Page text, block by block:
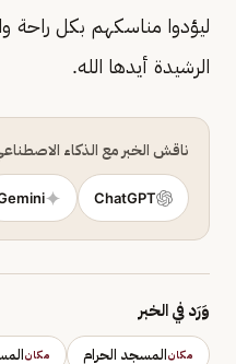
ليؤدوا مناسكهم بكل راحة
الرشيدة أيدها الله.
ناقش الخبر مع الذكاء
ChatGPT
وَرَد في الخبر
مكانالمسجد الحرام مكان